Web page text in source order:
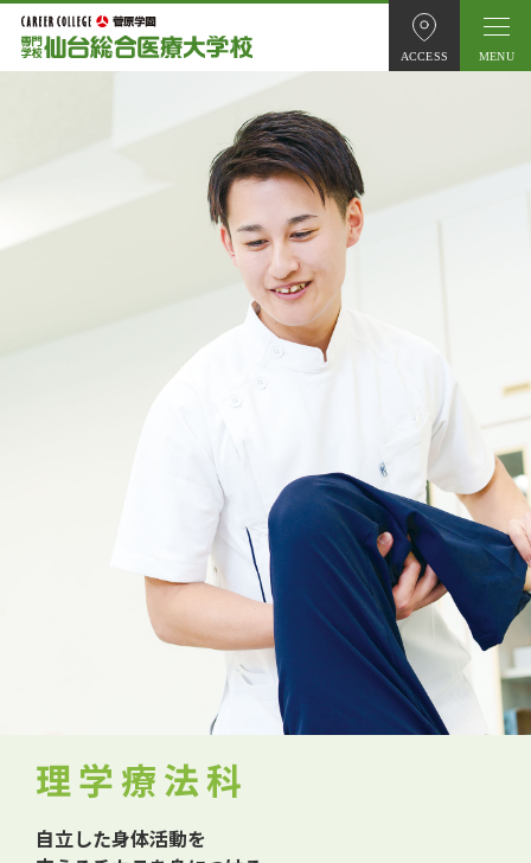
ACCESS
理学療法科
自立した身体活動を